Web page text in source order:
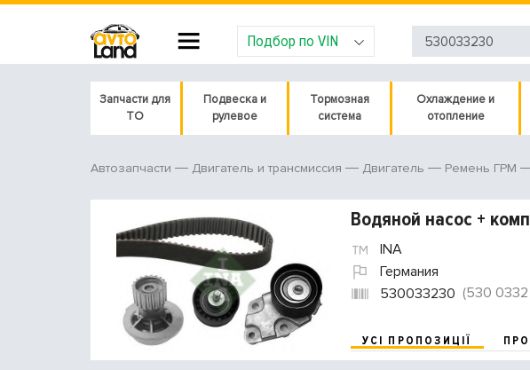
Подбор по VIN
Запчасти для
ТО
Подвеска и
рулевое
Тормозная
система
Охлаждение и
отопление
Автозапчасти Двигатель и трансмиссия Двигатель Ремень ГРМ
Водяной насос +
INA
Германия
530033230 (530
УСІ ПРОПОЗИЦІЇ